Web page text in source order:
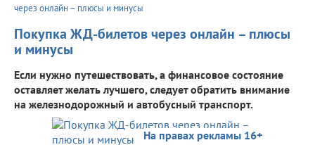
через онлайн – плюсы и минусы
Покупка ЖД-билетов через онлайн – плюсы
и минусы
Если нужно путешествовать, а финансовое состояние
оставляет желать лучшего, следует обратить внимание
на железнодорожный и автобусный транспорт.
На правах рекламы 16+